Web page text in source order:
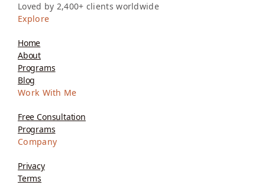
Loved by 2,400+ clients worldwide
Explore
Home
About
Programs
Blog
Work With Me
Free Consultation
Programs
Company
Privacy
Terms